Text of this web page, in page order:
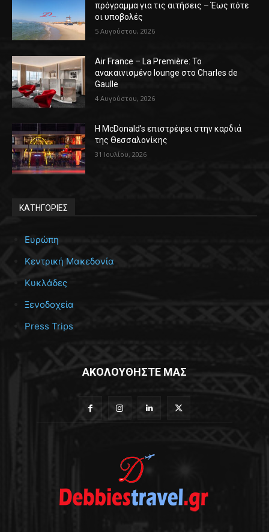
πρόγραμμα για τις αιτήσεις – Έως πότε
οι υποβολές
5 Αυγούστου, 2026
Air France – La Première: Το
ανακαινισμένο lounge στο Charles de
Gaulle
4 Αυγούστου, 2026
Η McDonald’s επιστρέφει στην καρδιά
της Θεσσαλονίκης
31 Ιουλίου, 2026
ΚΑΤΗΓΟΡΙΕΣ
Ευρώπη
Κεντρική Μακεδονία
Κυκλάδες
Ξενοδοχεία
Press Trips
ΑΚΟΛΟΥΘΗΣΤΕ ΜΑΣ